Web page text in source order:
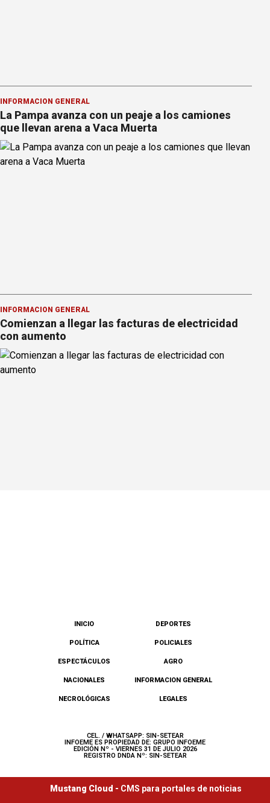
INFORMACION GENERAL
La Pampa avanza con un peaje a los camiones
que llevan arena a Vaca Muerta
INFORMACION GENERAL
Comienzan a llegar las facturas de electricidad
con aumento
INICIO DEPORTES
POLÍTICA POLICIALES
ESPECTÁCULOS AGRO
NACIONALES INFORMACION GENERAL
NECROLÓGICAS LEGALES
CEL. / WHATSAPP: SIN-SETEAR
INFOEME ES PROPIEDAD DE: GRUPO INFOEME
EDICIÓN Nº - VIERNES 31 DE JULIO 2026
REGISTRO DNDA Nº: SIN-SETEAR
Mustang Cloud - CMS para portales de noticias